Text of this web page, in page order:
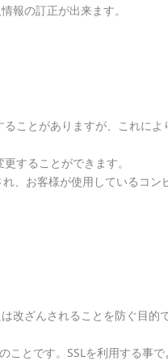
報の訂正が出来ます。
ことがありますが、これに
することができます。
、お客様が使用しているコン
改ざんされることを防ぐ目的
とです。SSLを利用する事